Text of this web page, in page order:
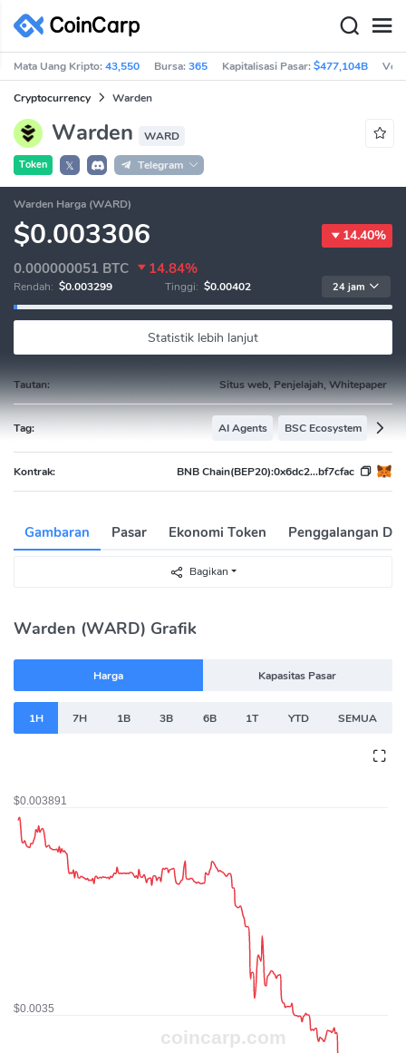
Mata Uang Kripto:43,550 Bursa:365 Kapitalisasi Pasar:$477,104B Vol
Cryptocurrency Warden
Warden WARD
Token 𝕏 Telegram
Warden Harga (WARD)
$0.003306 14.40%
0.000000051 BTC 14.84%
Rendah: $0.003299 Tinggi: $0.00402 24 jam
Statistik lebih lanjut
Tautan: Situs web, Penjelajah, Whitepaper
Tag: AI Agents BSC Ecosystem
Kontrak: BNB Chain(BEP20):0x6dc2...bf7cfac
Gambaran Pasar Ekonomi Token Penggalangan
Bagikan
Warden (WARD) Grafik
Harga Kapasitas Pasar
1H 7H 1B 3B 6B 1T YTD SEMUA